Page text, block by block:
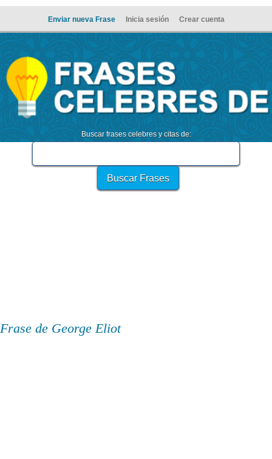
Enviar nueva Frase Inicia sesión Crear cuenta
Buscar frases celebres y citas de:
Frase de George Eliot